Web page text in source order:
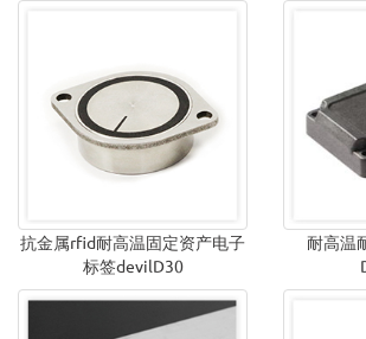
抗金属rfid耐高温固定资产电子
标签devilD30
耐高温